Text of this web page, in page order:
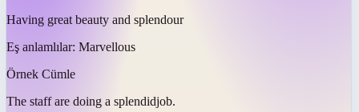
Having great beauty and splendour
Eş anlamlılar: Marvellous
Örnek Cümle
The staff are doing a splendidjob.